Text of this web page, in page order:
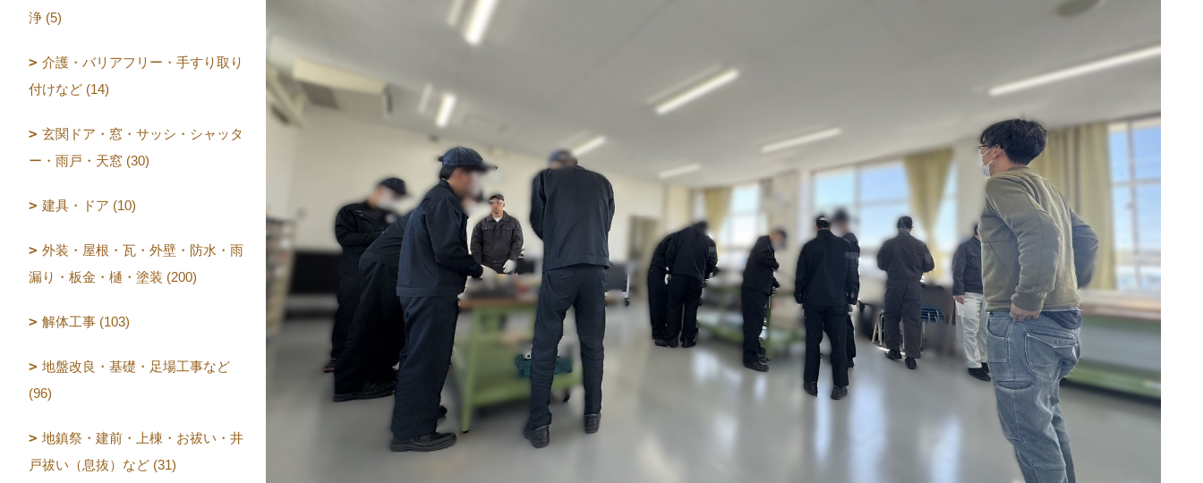
浄 (5)
介護・バリアフリー・手すり取り
付けなど (14)
玄関ドア・窓・サッシ・シャッタ
ー・雨戸・天窓 (30)
建具・ドア (10)
外装・屋根・瓦・外壁・防水・雨
漏り・板金・樋・塗装 (200)
解体工事 (103)
地盤改良・基礎・足場工事など
(96)
地鎮祭・建前・上棟・お祓い・井
戸祓い（息抜）など (31)